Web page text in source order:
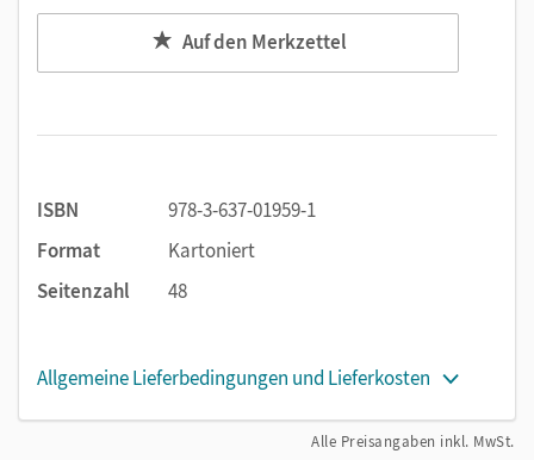
Auf den Merkzettel
ISBN
978-3-637-01959-1
Format
Kartoniert
Seitenzahl
48
Allgemeine Lieferbedingungen und Lieferkosten
Alle Preisangaben inkl. MwSt.